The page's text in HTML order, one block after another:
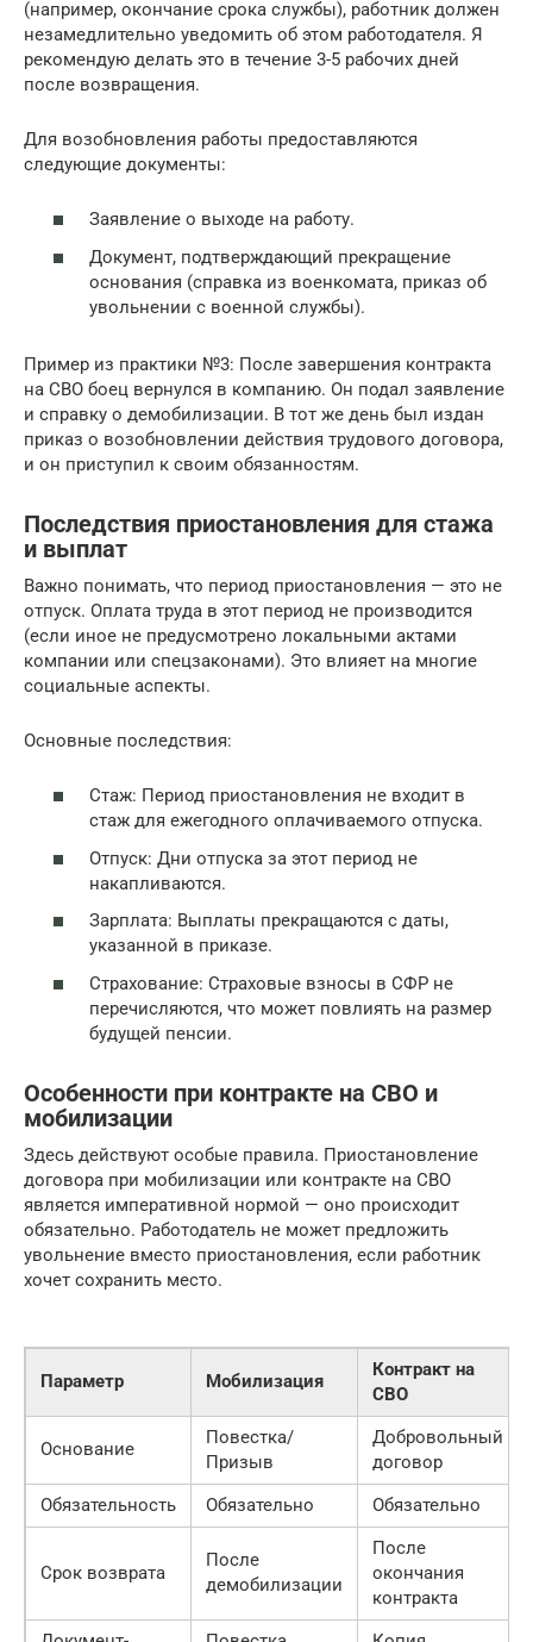
(например, окончание срока службы), работник должен
незамедлительно уведомить об этом работодателя. Я
рекомендую делать это в течение 3-5 рабочих дней
после возвращения.
Для возобновления работы предоставляются
следующие документы:
Заявление о выходе на работу.
Документ, подтверждающий прекращение
основания (справка из военкомата, приказ об
увольнении с военной службы).
Пример из практики №3: После завершения контракта
на СВО боец вернулся в компанию. Он подал заявление
и справку о демобилизации. В тот же день был издан
приказ о возобновлении действия трудового договора,
и он приступил к своим обязанностям.
Последствия приостановления для стажа
и выплат
Важно понимать, что период приостановления — это не
отпуск. Оплата труда в этот период не производится
(если иное не предусмотрено локальными актами
компании или спецзаконами). Это влияет на многие
социальные аспекты.
Основные последствия:
Стаж: Период приостановления не входит в
стаж для ежегодного оплачиваемого отпуска.
Отпуск: Дни отпуска за этот период не
накапливаются.
Зарплата: Выплаты прекращаются с даты,
указанной в приказе.
Страхование: Страховые взносы в СФР не
перечисляются, что может повлиять на размер
будущей пенсии.
Особенности при контракте на СВО и
мобилизации
Здесь действуют особые правила. Приостановление
договора при мобилизации или контракте на СВО
является императивной нормой — оно происходит
обязательно. Работодатель не может предложить
увольнение вместо приостановления, если работник
хочет сохранить место.
Параметр Мобилизация
Контракт на
СВО
Основание
Повестка/
Призыв
Добровольный
договор
Обязательность
Обязательно Обязательно
Срок возврата
После
демобилизации
После
окончания
контракта